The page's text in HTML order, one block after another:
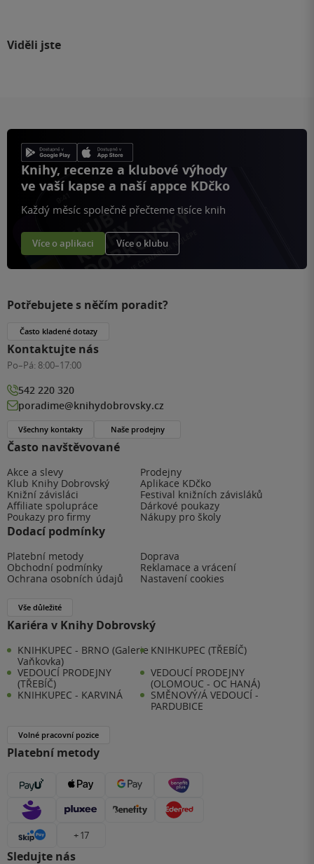
Viděli jste
Knihy, recenze a klubové výhody
ve vaší kapse a naší appce KDčko
Každý měsíc společně přečteme tisíce knih
Více o aplikaci Více o klubu
Často navštěvované
Akce a slevy
Prodejny
Klub Knihy Dobrovský
Aplikace KDčko
Knižní závisláci
Festival knižních závisláků
Affiliate spolupráce
Dárkové poukazy
Poukazy pro firmy
Nákupy pro školy
Dodací podmínky
Platební metody
Doprava
Obchodní podmínky
Reklamace a vrácení
Ochrana osobních údajů
Nastavení cookies
Vše důležité
Kariéra v Knihy Dobrovský
KNIHKUPEC - BRNO (Galerie
Vaňkovka)
KNIHKUPEC (TŘEBÍČ)
VEDOUCÍ PRODEJNY
(TŘEBÍČ)
VEDOUCÍ PRODEJNY
(OLOMOUC - OC HANÁ)
KNIHKUPEC - KARVINÁ
SMĚNOVÝ/Á VEDOUCÍ -
PARDUBICE
Volné pracovní pozice
Platební metody
+ 17
Sledujte nás
Potřebujete s něčím poradit?
Často kladené dotazy
Kontaktujte nás
Po–Pá: 8:00–17:00
542 220 320
poradime@knihydobrovsky.cz
Všechny kontakty Naše prodejny